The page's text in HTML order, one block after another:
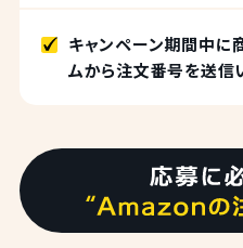
キャンペーン期間中に
ムから注文番号を送信